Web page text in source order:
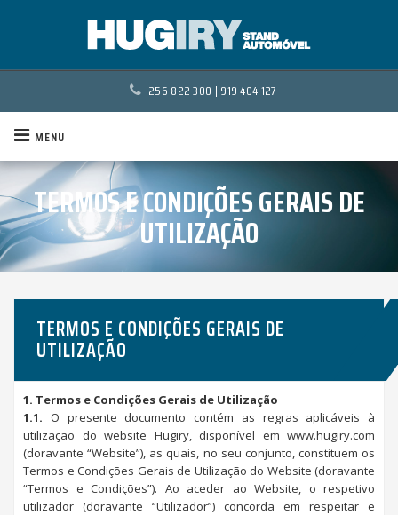
256 822 300 | 919 404 127
MENU
TERMOS E CONDIÇÕES GERAIS DE
UTILIZAÇÃO
TERMOS E CONDIÇÕES GERAIS DE
UTILIZAÇÃO
1. Termos e Condições Gerais de Utilização
1.1. O presente documento contém as regras aplicáveis à
utilização do website Hugiry, disponível em www.hugiry.com
(doravante “Website”), as quais, no seu conjunto, constituem os
Termos e Condições Gerais de Utilização do Website (doravante
“Termos e Condições”). Ao aceder ao Website, o respetivo
utilizador (doravante “Utilizador”) concorda em respeitar e